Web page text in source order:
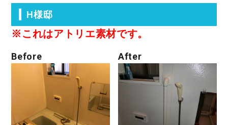
H様邸
※これはアトリエ素材です。
Before After